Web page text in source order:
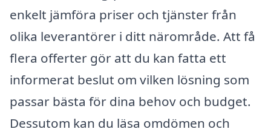
enkelt jämföra priser och tjänster från
olika leverantörer i ditt närområde. Att få
flera offerter gör att du kan fatta ett
informerat beslut om vilken lösning som
passar bästa för dina behov och budget.
Dessutom kan du läsa omdömen och